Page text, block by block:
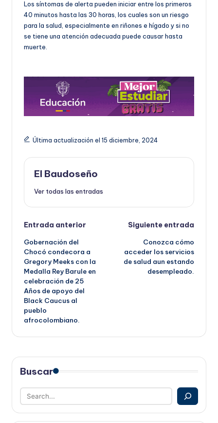
Los síntomas de alerta pueden iniciar entre los primeros
40 minutos hasta las 30 horas, los cuales son un riesgo
para la salud, especialmente en riñones e hígado y si no
se tiene una atención adecuada puede causar hasta
muerte.
Última actualización el 15 diciembre, 2024
El Baudoseño
Ver todas las entradas
Navegación
de
entradas
Entrada anterior
Gobernación del
Chocó condecora a
Gregory Meeks con la
Medalla Rey Barule en
celebración de 25
Años de apoyo del
Black Caucus al
pueblo
afrocolombiano.
Siguiente entrada
Conozca cómo
acceder los servicios
de salud aun estando
desempleado.
Buscar